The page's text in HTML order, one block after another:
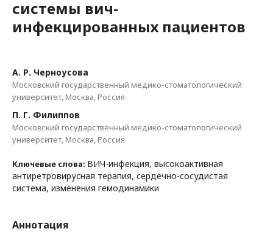
системы вич-
инфекцированных пациентов
А. Р. Черноусова
Московский государственный медико-стоматологический
университет, Москва, Россия
П. Г. Филиппов
Московский государственный медико-стоматологический
университет, Москва, Россия
Ключевые слова: ВИЧ-инфекция, высокоактивная
антиретровирусная терапия, сердечно-сосудистая
система, изменения гемодинамики
Аннотация